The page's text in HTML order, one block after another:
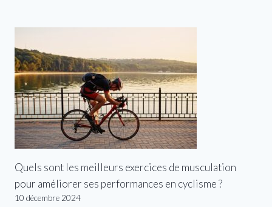
Quels sont les meilleurs exercices de musculation
pour améliorer ses performances en cyclisme ?
10 décembre 2024